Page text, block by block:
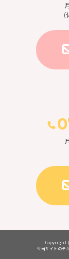
Copyright
※当サイトのテ